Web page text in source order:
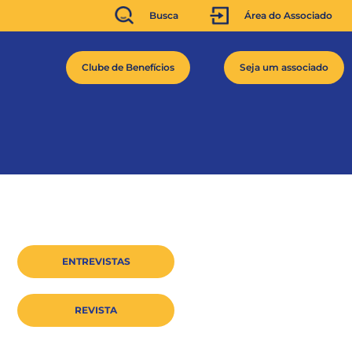
Busca Área do Associado
Clube de Benefícios Seja um associado
ENTREVISTAS
REVISTA